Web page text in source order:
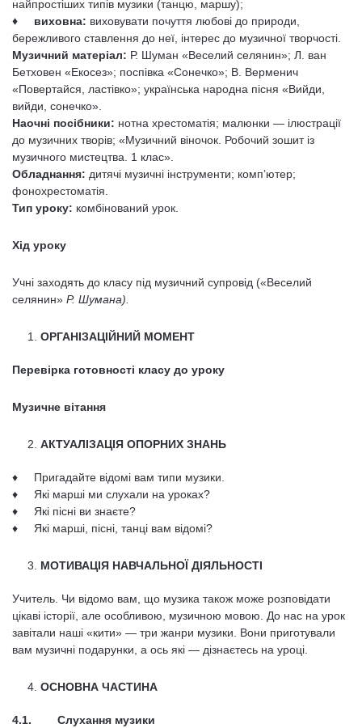
найпростіших типів музи­ки (танцю, маршу);
♦ виховна: виховувати почуття любові до природи,
бережливого ставлення до неї, ін­терес до музичної творчості.
Музичний матеріал: Р. Шуман «Веселий селянин»; Л. ван
Бетховен «Екосез»; поспівка «Сонечко»; В. Верменич
«Повертайся, ластівко»; українська народна пісня «Вийди,
вийди, сонечко».
Наочні посібники: нотна хрестоматія; малюнки — ілюстрації
до музичних творів; «Му­зичний віночок. Робочий зошит із
музичного мистецтва. 1 клас».
Обладнання: дитячі музичні інструменти; комп’ютер;
фонохрестоматія.
Тип уроку: комбінований урок.
Хід уроку
Учні заходять до класу під музичний супровід («Веселий
селянин» Р. Шумана).
ОРГАНІЗАЦІЙНИЙ МОМЕНТ
Перевірка готовності класу до уроку
Музичне вітання
АКТУАЛІЗАЦІЯ ОПОРНИХ ЗНАНЬ
♦ Пригадайте відомі вам типи музики.
♦ Які марші ми слухали на уроках?
♦ Які пісні ви знаєте?
♦ Які марші, пісні, танці вам відомі?
МОТИВАЦІЯ НАВЧАЛЬНОЇ ДІЯЛЬНОСТІ
Учитель. Чи відомо вам, що музика також може розповідати
цікаві істо­рії, але особливою, музичною мовою. До нас на урок
завітали наші «кити» — три жанри музики. Вони приготували
вам музичні подарунки, а ось які — дізнаєтесь на уроці.
ОСНОВНА ЧАСТИНА
4.1. Слухання музики